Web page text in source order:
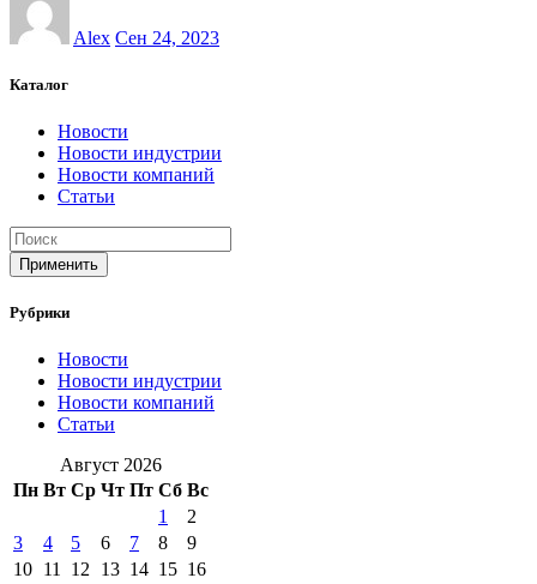
Alex Сен 24, 2023
Каталог
Новости
Новости индустрии
Новости компаний
Статьи
Применить
Рубрики
Новости
Новости индустрии
Новости компаний
Статьи
Август 2026
Пн Вт Ср Чт Пт Сб Вс
1
2
3
4 5 6 7 8
9
10 11 12 13 14 15 16